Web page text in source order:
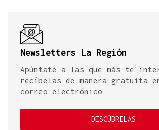
Newsletters La Región
Apúntate a las que más te
recíbelas de manera gratuita
correo electrónico
DESCÚBRELAS